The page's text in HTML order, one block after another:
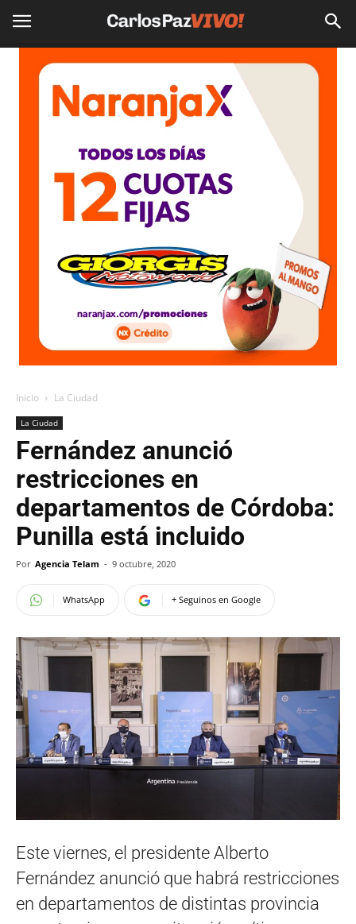
Inicio La Ciudad
La Ciudad
Fernández anunció
restricciones en
departamentos de Córdoba:
Punilla está incluido
Por Agencia Telam - 9 octubre, 2020
WhatsApp + Seguinos en Google
Este viernes, el presidente Alberto
Fernández anunció que habrá restricciones
en departamentos de distintas provincia